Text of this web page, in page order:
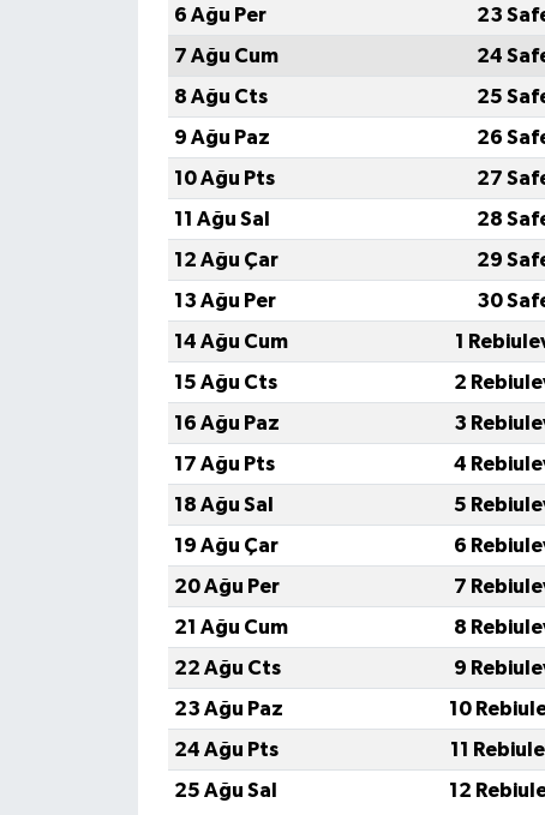
6 Ağu Per
23
7 Ağu Cum
24
8 Ağu Cts
25
9 Ağu Paz
26
10 Ağu Pts
27
11 Ağu Sal
28
12 Ağu Çar
29
13 Ağu Per
30
14 Ağu Cum
1
15 Ağu Cts
2
16 Ağu Paz
3
17 Ağu Pts
4
18 Ağu Sal
5
19 Ağu Çar
6
20 Ağu Per
7
21 Ağu Cum
8
22 Ağu Cts
9
23 Ağu Paz
10
24 Ağu Pts
11
25 Ağu Sal
12